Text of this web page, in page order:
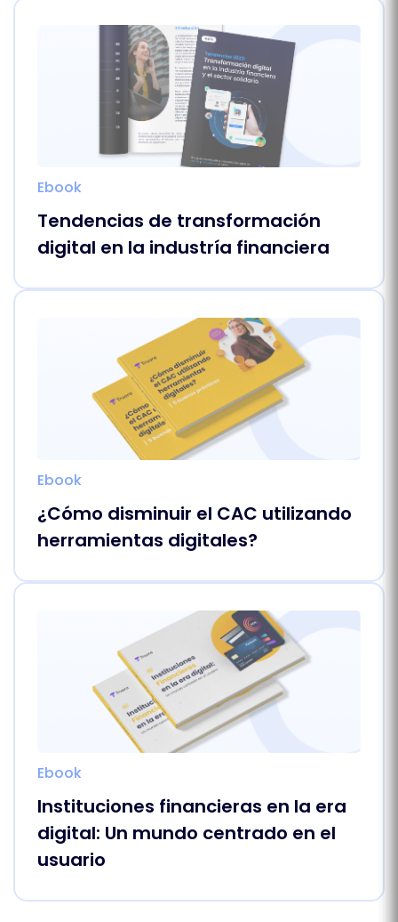
Ebook
Tendencias de transformación
digital en la industría financiera
Ebook
¿Cómo disminuir el CAC utilizando
herramientas digitales?
Ebook
Instituciones financieras en la era
digital: Un mundo centrado en el
usuario